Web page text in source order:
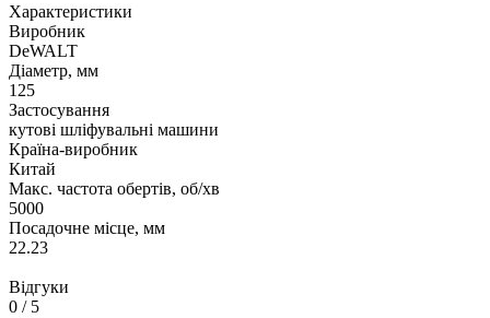
Характеристики
Виробник
DeWALT
Діаметр, мм
125
Застосування
кутові шліфувальні машини
Країна-виробник
Китай
Макс. частота обертів, об/хв
5000
Посадочне місце, мм
22.23
Відгуки
0 / 5